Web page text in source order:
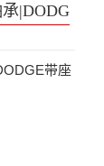
|DODG
带座